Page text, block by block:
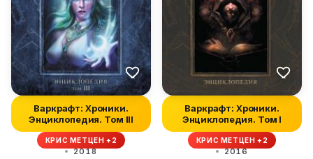
Варкрафт: Хроники.
Энциклопедия. Том III
КРИС МЕТЦЕН +2
2018
Варкрафт: Хроники.
Энциклопедия. Том I
КРИС МЕТЦЕН +2
2016